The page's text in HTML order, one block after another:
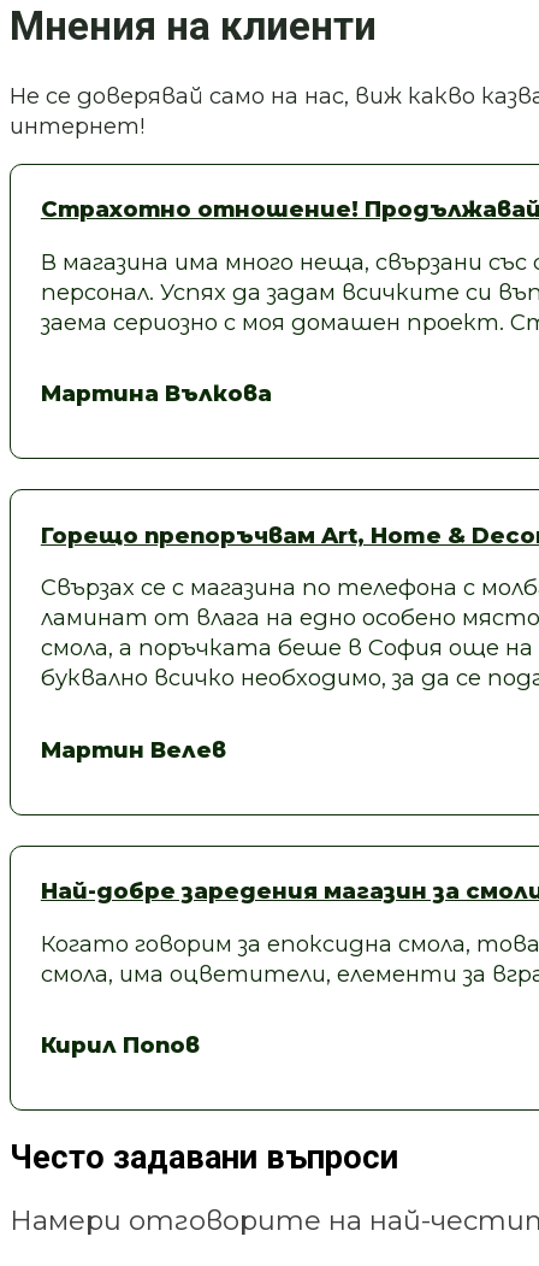
Мнения на клиенти
Не се доверявай само на нас, виж какво
интернет!
Страхотно отношение!
В магазина има много неща, свързани
персонал. Успях да задам всичките си
заема сериозно с моя домашен
Мартина Вълкова
Горещо препоръчвам Art, Home &
Свързах се с магазина по телефона с
ламинат от влага на едно особено
смола, а поръчката беше в София още
буквално всичко необходимо, за да се
Мартин Велев
Най-добре заредения магазин за
Когато говорим за епоксидна смола,
смола, има оцветители, елементи за
Кирил Попов
Често задавани въпроси
Намери отговорите на най-